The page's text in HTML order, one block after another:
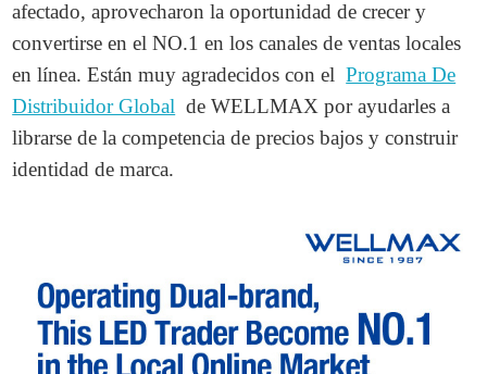
afectado, aprovecharon la oportunidad de crecer y
convertirse en el NO.1 en los canales de ventas locales
en línea. Están muy agradecidos con el Programa De
Distribuidor Global de WELLMAX por ayudarles a
librarse de la competencia de precios bajos y construir
identidad de marca.